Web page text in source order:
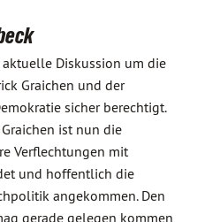
aktuelle Diskussion um die
Graichen und der
sicher berechtigt.
ist nun die
Verflechtungen mit
und hoffentlich die
angekommen. Den
gerade gelegen kommen,